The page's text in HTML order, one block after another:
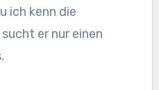
ich kenn die
er nur einen